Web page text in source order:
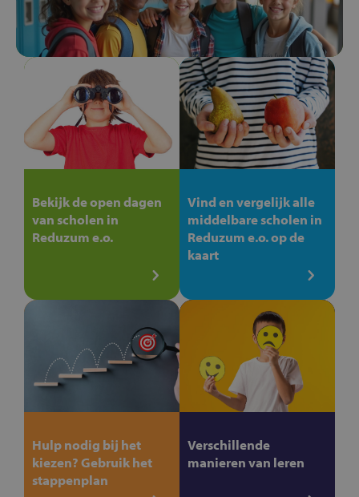
Bekijk de open dagen
van scholen in
Reduzum e.o.
Vind en vergelijk alle
middelbare scholen in
Reduzum e.o. op de
kaart
Hulp nodig bij het
kiezen? Gebruik het
stappenplan
Verschillende
manieren van leren